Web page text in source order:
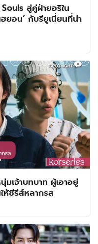
สู่คู่ฝ่ายอริใน
ยอน’ กับรียูเนี่ยนที่น่า
เจ้าบทบาท ผู้เอาอยู่
ซีรีส์หลากรส